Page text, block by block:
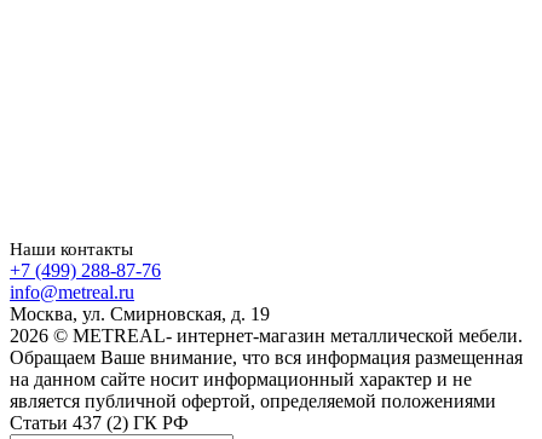
Наши контакты
+7 (499) 288-87-76
info@metreal.ru
Москва, ул. Смирновская, д. 19
2026 © METREAL- интернет-магазин металлической мебели.
Обращаем Ваше внимание, что вся информация размещенная
на данном сайте носит информационный характер и не
является публичной офертой, определяемой положениями
Статьи 437 (2) ГК РФ